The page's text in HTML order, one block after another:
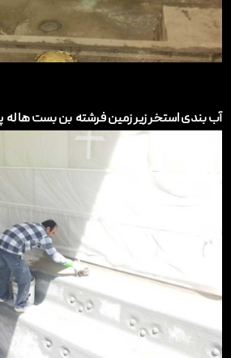
آب بندی استخر زیر زمین فرشته بن بست ها له